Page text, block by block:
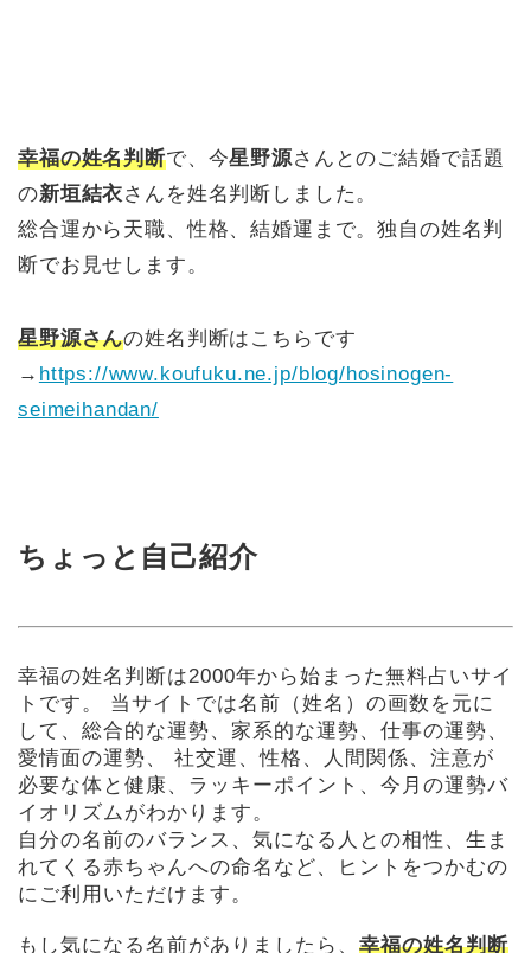
幸福の姓名判断で、今星野源さんとのご結婚で話題
の新垣結衣さんを姓名判断しました。
総合運から天職、性格、結婚運まで。独自の姓名判
断でお見せします。
星野源さんの姓名判断はこちらです
→ https://www.koufuku.ne.jp/blog/hosinogen-
seimeihandan/
ちょっと自己紹介
幸福の姓名判断は2000年から始まった無料占いサイ
トです。
当サイトでは名前（姓名）の画数を元に
して、総合的な運勢、家系的な運勢、仕事の運勢、
愛情面の運勢、 社交運、性格、人間関係、注意が
必要な体と健康、ラッキーポイント、今月の運勢バ
イオリズムがわかります。
自分の名前のバランス、気になる人との相性、生ま
れてくる赤ちゃんへの命名など、ヒントをつかむの
にご利用いただけます。
もし気になる名前がありましたら、 幸福の姓名判断